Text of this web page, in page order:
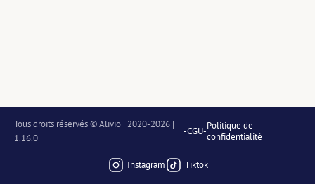
Tous droits réservés © Alivio | 2020-2026 |
1.16.0
-CGU-Politique de
confidentialité
Instagram Tiktok